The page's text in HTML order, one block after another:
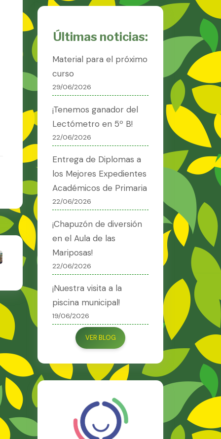
Últimas noticias:
Material para el próximo
curso
29/06/2026
¡Tenemos ganador del
Lectómetro en 5º B!
22/06/2026
Entrega de Diplomas a
los Mejores Expedientes
Académicos de Primaria
22/06/2026
¡Chapuzón de diversión
en el Aula de las
Mariposas!
22/06/2026
¡Nuestra visita a la
piscina municipal!
19/06/2026
VER BLOG